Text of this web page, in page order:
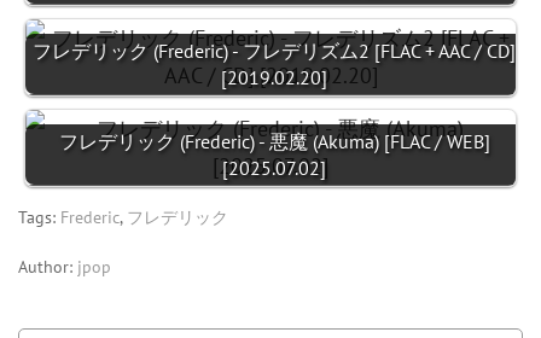
フレデリック (Frederic) - フレデリズム2 [FLAC + AAC / CD]
[2019.02.20]
フレデリック (Frederic) - 悪魔 (Akuma) [FLAC / WEB]
[2025.07.02]
Tags: Frederic, フレデリック
Author: jpop